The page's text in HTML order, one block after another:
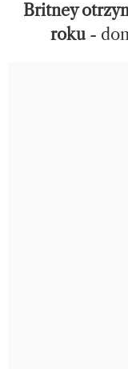
Britney
roku -